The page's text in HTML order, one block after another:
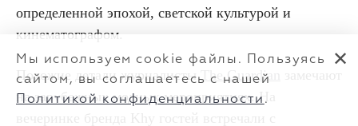
определенной эпохой, светской культурой и
кинематографом.
Похожие детали журналисты The Guardian
на зарубежных модных мероприятиях. На
Мы используем cookie файлы. Пользуясь
сайтом, вы соглашаетесь с нашей
Политикой конфиденциальности .
✕